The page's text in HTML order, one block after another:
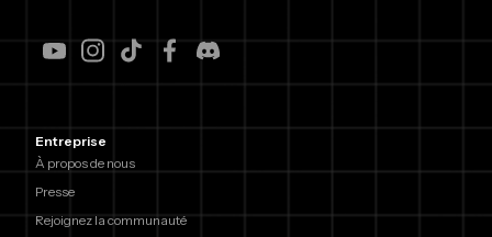
Entreprise
À propos de nous
Presse
Rejoignez la communauté